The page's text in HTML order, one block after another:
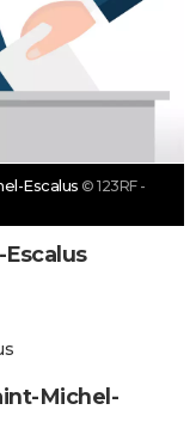
Escalus © 123RF -
Michel-